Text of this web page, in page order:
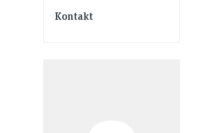
Kontakt